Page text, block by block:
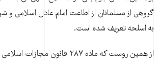
گروهی از مسلمانان از اطاعت امام عادل اسلامی و
به اسلحه تعریف شده است.
از همین روست که ماده ۲۸۷ قانون